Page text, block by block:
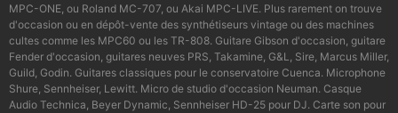
MPC-ONE, ou Roland MC-707, ou Akai MPC-LIVE. Plus rarement on trouve
d'occasion ou en dépôt-vente des synthétiseurs vintage ou des machines
cultes comme les MPC60 ou les TR-808. Guitare Gibson d'occasion, guitare
Fender d'occasion, guitares neuves PRS, Takamine, G&L, Sire, Marcus Miller,
Guild, Godin. Guitares classiques pour le conservatoire Cuenca. Microphone
Shure, Sennheiser, Lewitt. Micro de studio d'occasion Neuman. Casque
Audio Technica, Beyer Dynamic, Sennheiser HD-25 pour DJ. Carte son pour